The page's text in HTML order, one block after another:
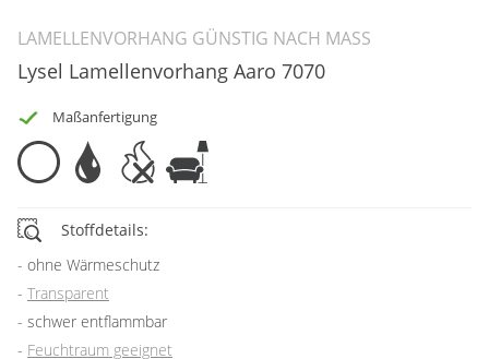
LAMELLENVORHANG GÜNSTIG NACH MASS
Lysel Lamellenvorhang Aaro 7070
Maßanfertigung
Stoffdetails:
ohne Wärmeschutz
Transparent
schwer entflammbar
Feuchtraum geeignet